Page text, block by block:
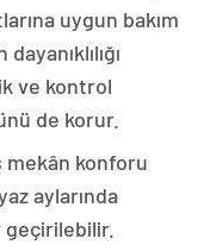
uygun bakım
ve kontrol
de korur.
mekân konforu
aylarında